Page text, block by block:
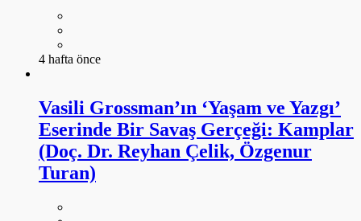
4 hafta önce
Vasili Grossman’ın ‘Yaşam ve Yazgı’
Eserinde Bir Savaş Gerçeği: Kamplar
(Doç. Dr. Reyhan Çelik, Özgenur
Turan)